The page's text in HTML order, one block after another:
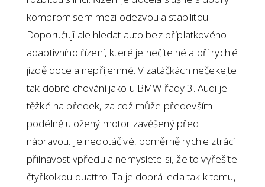
kompromisem mezi odezvou a stabilitou.
Doporučuji ale hledat auto bez příplatkového
adaptivního řízení, které je nečitelné a při rychlé
jízdě docela nepříjemné. V zatáčkách nečekejte
tak dobré chování jako u BMW řady 3. Audi je
těžké na předek, za což může především
podélně uložený motor zavěšený před
nápravou. Je nedotáčivé, poměrně rychle ztrácí
přilnavost vpředu a nemyslete si, že to vyřešíte
čtyřkolkou quattro. Ta je dobrá leda tak k tomu,